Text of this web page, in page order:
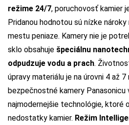
režime 24/7, poruchovosť kamier
Pridanou hodnotou sú nízke
mestu peniaze. Kamery nie je
sklo obsahuje špeciálnu
odpudzuje vodu a prach.
úpravy materiálu je na úrovni 4 až 7
bezpečnostné kamery Panasonicu
najmodernejšie technológie, ktoré
nedostatky kamier. Režim